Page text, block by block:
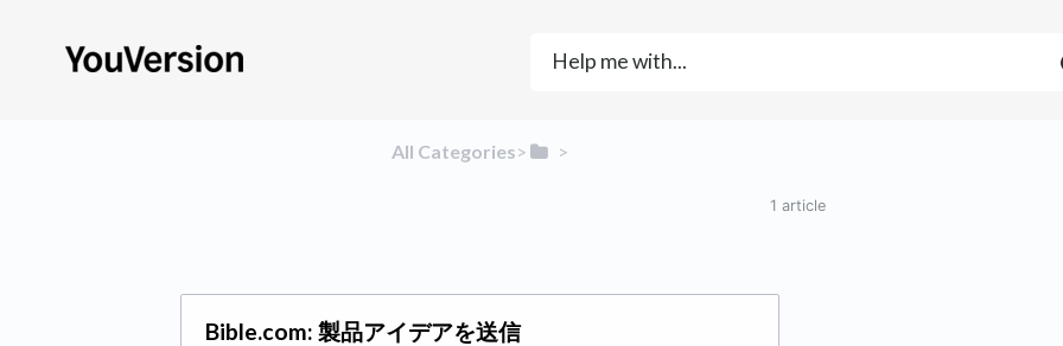
All Categories​>​ ​ > ​
1 article
Bible.com: 製品アイデアを送信